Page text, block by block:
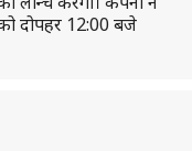
को दोपहर 12:00 बजे